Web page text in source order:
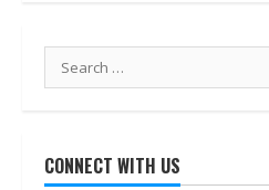
Search
for:
CONNECT WITH US